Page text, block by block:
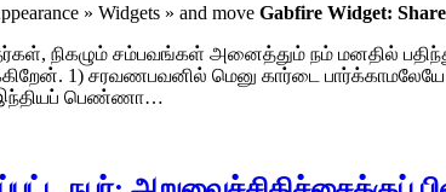
» Widgets » and move Gabfire Widget:
நிகழும் சம்பவங்கள் அனைத்தும் நம் மனதில்
1) சரவணபவனில் மெனு கார்டை
இந்தியப் பெண்ணா…